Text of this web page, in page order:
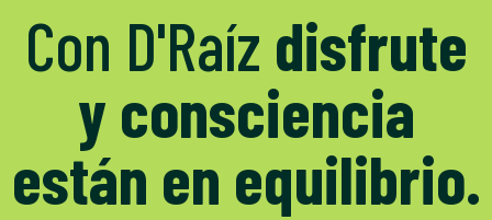
Con D'Raíz disfrute
y consciencia
están en equilibrio.